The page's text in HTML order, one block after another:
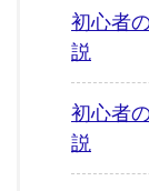
初心者
説
初心者
説